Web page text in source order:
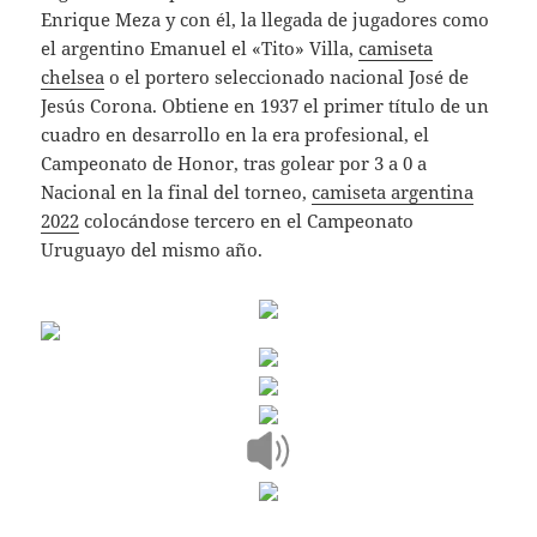
Enrique Meza y con él, la llegada de jugadores como
el argentino Emanuel el «Tito» Villa,camiseta
chelsea o el portero seleccionado nacional José de
Jesús Corona. Obtiene en 1937 el primer título de un
cuadro en desarrollo en la era profesional, el
Campeonato de Honor, tras golear por 3 a 0 a
Nacional en la final del torneo,camiseta argentina
2022 colocándose tercero en el Campeonato
Uruguayo del mismo año.